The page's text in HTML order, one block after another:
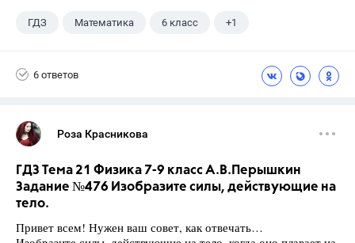
ГДЗ Математика 6 класс +1
6 ответов
Роза Красникова
ГДЗ Тема 21 Физика 7-9 класс А.В.Перышкин
Задание №476 Изобразите силы, действующие на
тело.
Привет всем! Нужен ваш совет, как отвечать…